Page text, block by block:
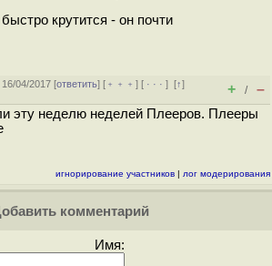
крутится - он почти
16/04/2017 [ответить] [ ﹢﹢﹢] [ · · ·][↑]
+ / –
эту неделю неделей Плееров. Плееры
игнорирование участников | лог модерирования
комментарий
Имя: